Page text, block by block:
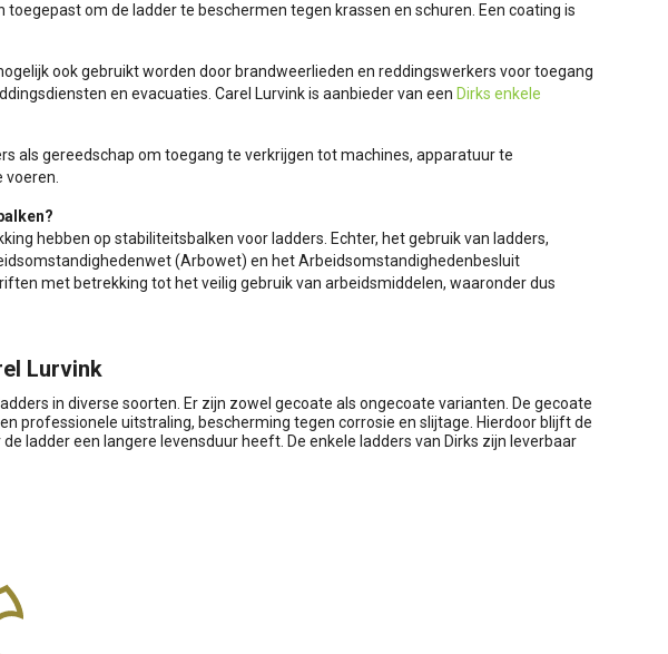
om de ladder te beschermen tegen krassen en schuren. Een coating is
ook gebruikt worden door brandweerlieden en reddingswerkers voor toegang
en evacuaties. Carel Lurvink is aanbieder van een Dirks enkele
als gereedschap om toegang te verkrijgen tot machines, apparatuur te
hebben op stabiliteitsbalken voor ladders. Echter, het gebruik van ladders,
(Arbowet) en het Arbeidsomstandighedenbesluit
met betrekking tot het veilig gebruik van arbeidsmiddelen, waaronder dus
Lurvink
in diverse soorten. Er zijn zowel gecoate als ongecoate varianten. De gecoate
professionele uitstraling, bescherming tegen corrosie en slijtage. Hierdoor blijft de
ladder een langere levensduur heeft. De enkele ladders van Dirks zijn leverbaar